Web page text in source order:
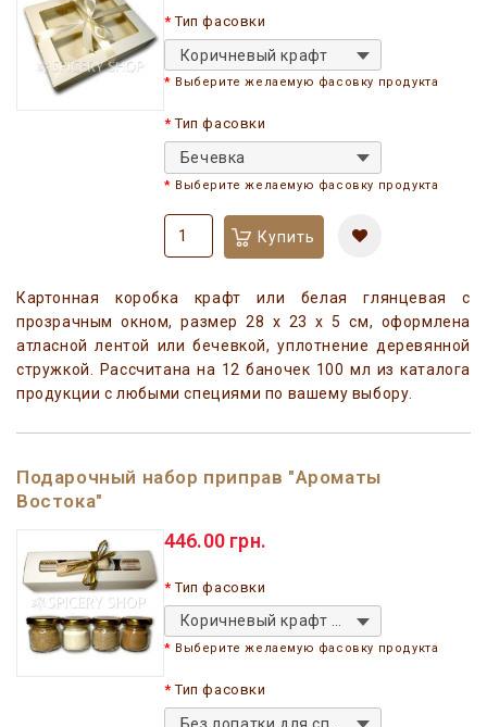
Тип фасовки
Коричневый крафт
Выберите желаемую фасовку продукта
Тип фасовки
Бечевка
Выберите желаемую фасовку продукта
Купить
Картонная коробка крафт или белая глянцевая с
прозрачным окном, размер 28 x 23 x 5 см, оформлена
атласной лентой или бечевкой, уплотнение деревянной
стружкой. Рассчитана на 12 баночек 100 мл из каталога
продукции с любыми специями по вашему выбору.
Подарочный набор приправ "Ароматы
Востока"
446.00 грн.
Тип фасовки
Коричневый крафт квадратная
Выберите желаемую фасовку продукта
Тип фасовки